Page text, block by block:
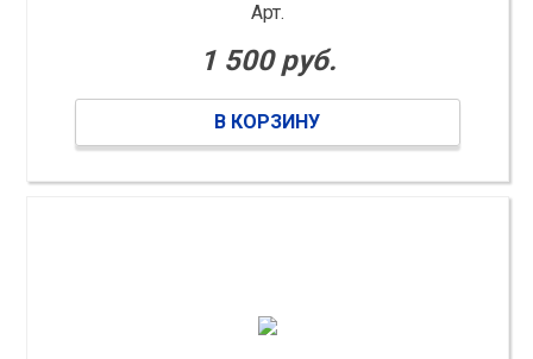
Арт.
1 500 руб.
В КОРЗИНУ